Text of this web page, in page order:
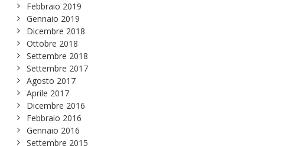
Febbraio 2019
Gennaio 2019
Dicembre 2018
Ottobre 2018
Settembre 2018
Settembre 2017
Agosto 2017
Aprile 2017
Dicembre 2016
Febbraio 2016
Gennaio 2016
Settembre 2015